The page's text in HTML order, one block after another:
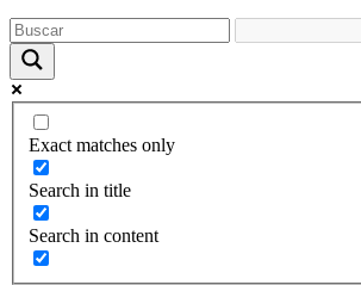
Exact matches only
Search in title
Search in content